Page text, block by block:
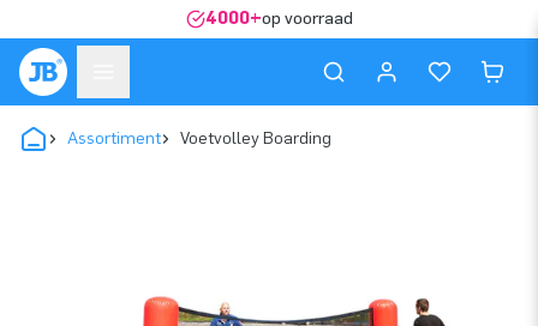
4000+op voorraad
Assortiment Voetvolley Boarding